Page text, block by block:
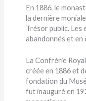
En 1886, le
la dernière
Trésor public. Les
abandonnés et
La Confrérie
créée en 1886 et
fondation du
fut inauguré en